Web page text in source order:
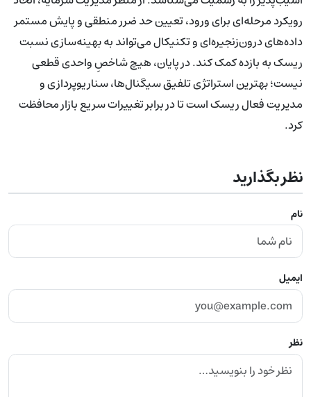
رویکرد مرحله‌ای برای ورود، تعیین حد ضرر منطقی و پایش مستمر
داده‌های درون‌زنجیره‌ای و تکنیکال می‌تواند به بهینه‌سازی نسبت
ریسک به بازده کمک کند. در پایان، هیچ شاخصِ واحدی قطعی
نیست؛ بهترین استراتژی تلفیق سیگنال‌ها، سناریوپردازی و
مدیریت فعال ریسک است تا در برابر تغییرات سریع بازار محافظت
کرد.
نظر بگذارید
نام
ایمیل
نظر